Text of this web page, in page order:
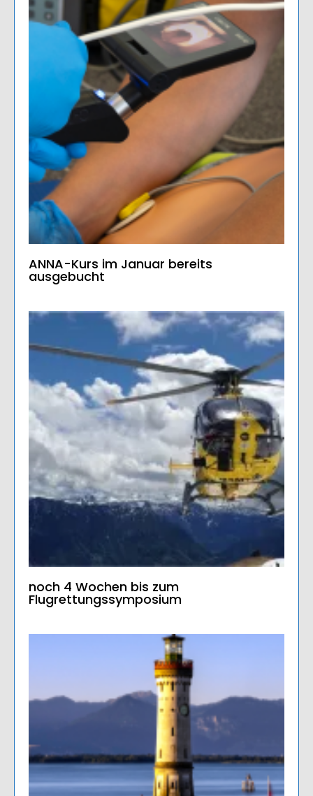
ANNA-Kurs im Januar bereits
ausgebucht
noch 4 Wochen bis zum
Flugrettungssymposium